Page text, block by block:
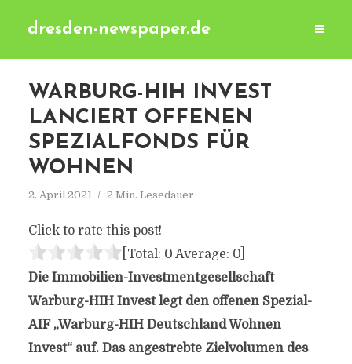
dresden-newspaper.de
WARBURG-HIH INVEST
LANCIERT OFFENEN
SPEZIALFONDS FÜR
WOHNEN
2. April 2021 2 Min. Lesedauer
Click to rate this post!
[Total: 0 Average: 0]
Die Immobilien-Investmentgesellschaft
Warburg-HIH Invest legt den offenen Spezial-
AIF „Warburg-HIH Deutschland Wohnen
Invest“ auf. Das angestrebte Zielvolumen des